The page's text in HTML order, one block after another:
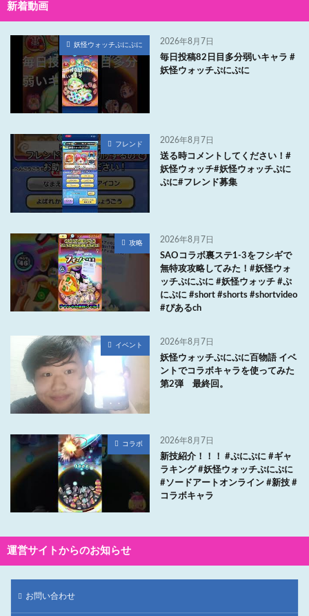
新着動画
妖怪ウォッチぷにぷに 2026年8月7日
毎日投稿82日目多分弱いキャラ #
妖怪ウォッチぷにぷに
フレンド 2026年8月7日
送る時コメントしてください！#
妖怪ウォッチ#妖怪ウォッチぷに
ぷに#フレンド募集
攻略 2026年8月7日
SAOコラボ裏ステ1-3をフシギで
無特攻攻略してみた！#妖怪ウォ
ッチぷにぷに #妖怪ウォッチ #ぷ
にぷに #short #shorts #shortvideo
#ぴあるch
イベント 2026年8月7日
妖怪ウォッチぷにぷに百物語 イベ
ントでコラボキャラを使ってみた
第2弾 最終回。
コラボ 2026年8月7日
新技紹介！！！ #ぷにぷに #ギャ
ラキング #妖怪ウォッチぷにぷに
#ソードアートオンライン #新技 #
コラボキャラ
運営サイトからのお知らせ
お問い合わせ